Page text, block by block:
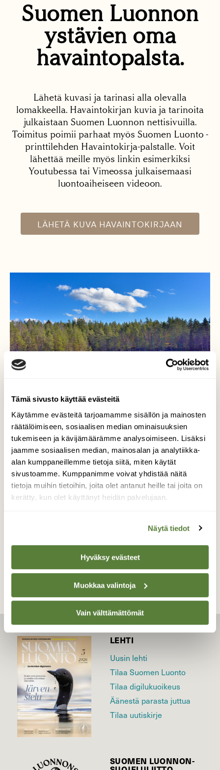
Tämä sivusto käyttää evästeitä
Käytämme evästeitä tarjoamamme sisällön ja mainosten
räätälöimiseen, sosiaalisen median ominaisuuksien
tukemiseen ja kävijämäärämme analysoimiseen. Lisäksi
jaamme sosiaalisen median, mainosalan ja analytiikka-
alan kumppaneillemme tietoja siitä, miten käytät
sivustoamme. Kumppanimme voivat yhdistää näitä
tietoja muihin tietoihin, joita olet antanut heille tai joita on
kerätty, kun olet käyttänyt heidän palvelujaan.
Näytä tiedot
Hyväksy evästeet
Muokkaa valintoja
Vain välttämättömät
Suomen Luonnon
ystävien oma
havaintopalsta.
Lähetä kuvasi ja tarinasi alla olevalla
lomakkeella. Havaintokirjan kuvia ja tarinoita
julkaistaan Suomen Luonnon nettisivuilla.
Toimitus poimii parhaat myös Suomen Luonto -
printtilehden Havaintokirja-palstalle. Voit
lähettää meille myös linkin esimerkiksi
Youtubessa tai Vimeossa julkaisemaasi
luontoaiheiseen videoon.
LÄHETÄ KUVA HAVAINTOKIRJAAN
Jää alkoi sulaa
Lammet ovat pian täysin jäättömiä.
Valokuvaaja: Reijo Juurinen, Nuuksion
TAKAISIN LISTAAN
LEHTI
Uusin lehti
Tilaa Suomen Luonto
Tilaa digilukuoikeus
Äänestä parasta juttua
Tilaa uutiskirje
SUOMEN LUONNON­